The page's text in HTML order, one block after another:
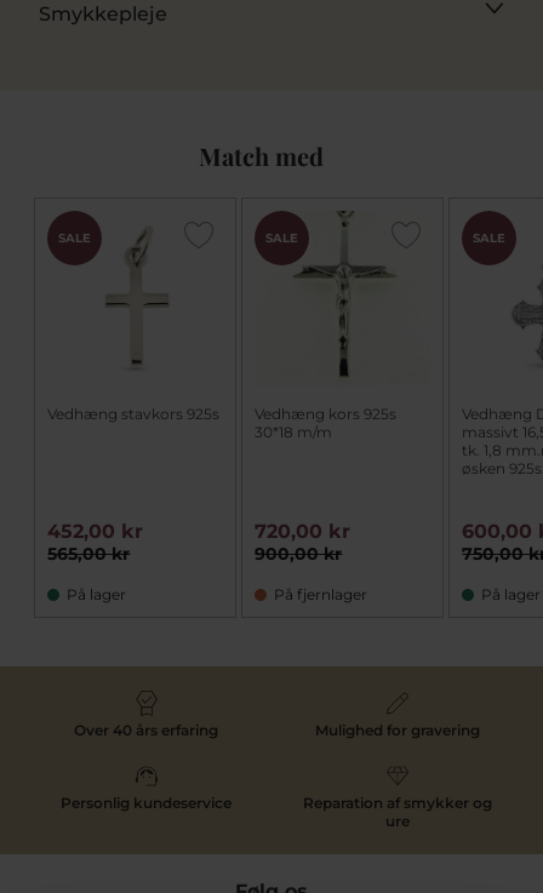
Smykkepleje
Match med
SALE
Vedhæng stavkors 925s
565,00 kr
452,00 kr
På lager
SALE
Vedhæng kors 925s
30*18 m/m
900,00 kr
720,00 kr
På fjernlager
SALE
Vedhæng
massivt
tk. 1,8
øsken
750,00
600,00
På lager
Over 40 års erfaring Mulighed for gravering
Personlig kundeservice
Reparation af smykker og
ure